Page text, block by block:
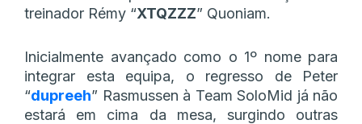
treinador Rémy “XTQZZZ” Quoniam.
Inicialmente avançado como o 1º nome para
integrar esta equipa, o regresso de Peter
“dupreeh” Rasmussen à Team SoloMid já não
estará em cima da mesa, surgindo outras